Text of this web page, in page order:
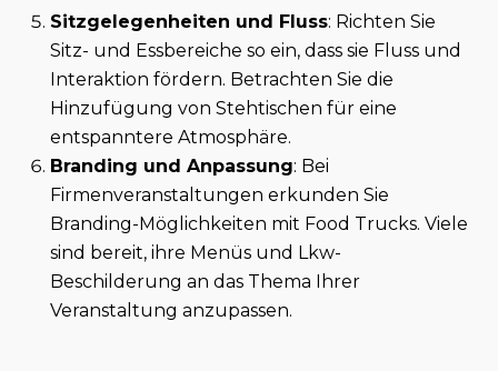
Sitzgelegenheiten und Fluss: Richten Sie
Sitz- und Essbereiche so ein, dass sie Fluss und
Interaktion fördern. Betrachten Sie die
Hinzufügung von Stehtischen für eine
entspanntere Atmosphäre.
Branding und Anpassung: Bei
Firmenveranstaltungen erkunden Sie
Branding-Möglichkeiten mit Food Trucks. Viele
sind bereit, ihre Menüs und Lkw-
Beschilderung an das Thema Ihrer
Veranstaltung anzupassen.